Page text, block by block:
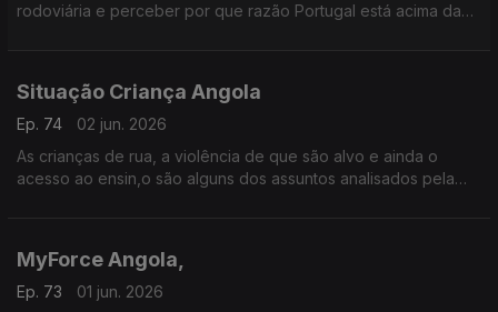
rodoviária e perceber por que razão Portugal está acima da
Situação Criança Angola
Ep. 74
02 jun. 2026
As crianças de rua, a violência de que são alvo e ainda o
acesso ao ensin,o são alguns dos assuntos analisados pela
MyForce Angola,
Ep. 73
01 jun. 2026